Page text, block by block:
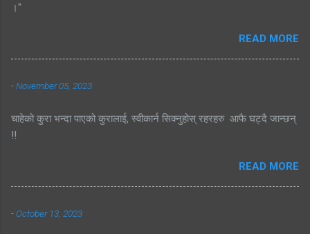
।"
READ MORE
-November 05, 2023
चाहेको कुरा भन्दा पाएको कुरालाई, स्वीकार्न सिक्नुहोस् रहरहरु आफै घट्दै जान्छन्
!!
READ MORE
-October 13, 2023